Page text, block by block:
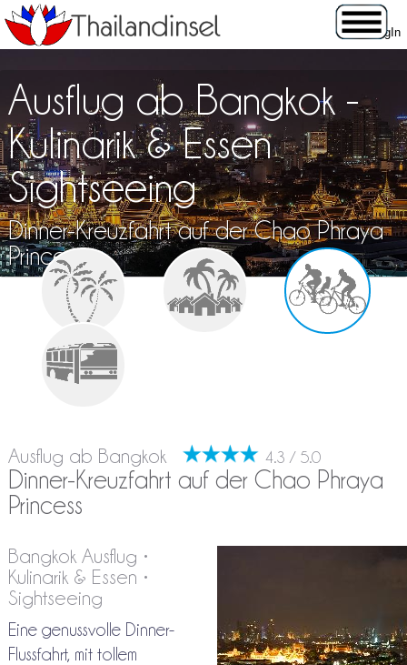
Ausflug ab Bangkok -
Kulinarik & Essen
Sightseeing
Dinner-Kreuzfahrt auf der Chao Phraya
Princess
Ausflug ab Bangkok 4.3 / 5.0
Dinner-Kreuzfahrt auf der Chao Phraya
Princess
Bangkok Ausflug •
Kulinarik & Essen •
Sightseeing
Eine genussvolle Dinner-
Flussfahrt, mit tollem